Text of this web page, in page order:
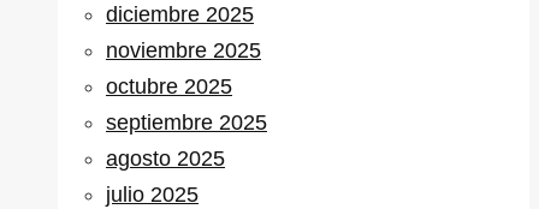
diciembre 2025
noviembre 2025
octubre 2025
septiembre 2025
agosto 2025
julio 2025